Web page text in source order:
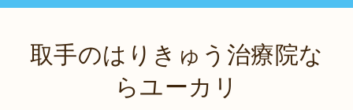
取手のはりきゅう治療院な
らユーカリ